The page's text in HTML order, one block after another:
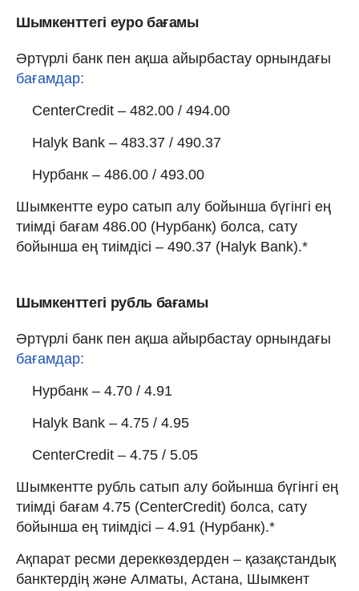
Шымкенттегі еуро бағамы
Әртүрлі банк пен ақша айырбастау орнындағы
бағамдар:
CenterCredit – 482.00 / 494.00
Halyk Bank – 483.37 / 490.37
Нурбанк – 486.00 / 493.00
Шымкентте еуро сатып алу бойынша бүгінгі ең
тиімді бағам 486.00 (Нурбанк) болса, сату
бойынша ең тиімдісі – 490.37 (Halyk Bank).*
Шымкенттегі рубль бағамы
Әртүрлі банк пен ақша айырбастау орнындағы
бағамдар:
Нурбанк – 4.70 / 4.91
Halyk Bank – 4.75 / 4.95
CenterCredit – 4.75 / 5.05
Шымкентте рубль сатып алу бойынша бүгінгі ең
тиімді бағам 4.75 (CenterCredit) болса, сату
бойынша ең тиімдісі – 4.91 (Нурбанк).*
Ақпарат ресми дереккөздерден – қазақстандық
банктердің және Алматы, Астана, Шымкент